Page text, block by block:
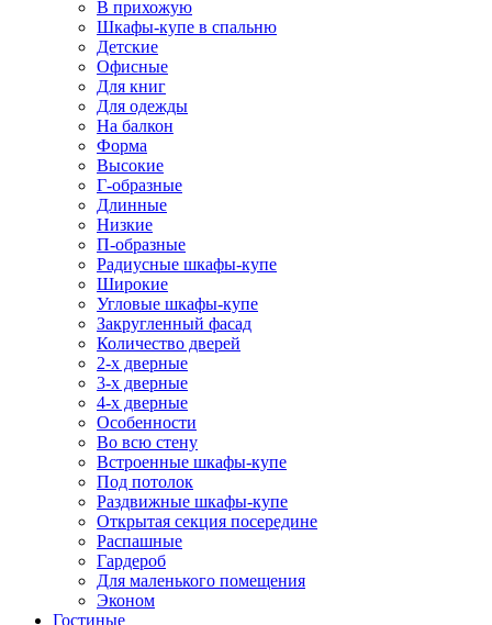
В прихожую
Шкафы-купе в спальню
Детские
Офисные
Для книг
Для одежды
На балкон
Форма
Высокие
Г-образные
Длинные
Низкие
П-образные
Радиусные шкафы-купе
Широкие
Угловые шкафы-купе
Закругленный фасад
Количество дверей
2-х дверные
3-х дверные
4-х дверные
Особенности
Во всю стену
Встроенные шкафы-купе
Под потолок
Раздвижные шкафы-купе
Открытая секция посередине
Распашные
Гардероб
Для маленького помещения
Эконом
Гостиные